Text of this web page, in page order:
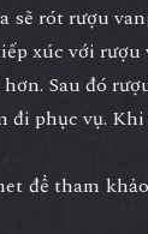
sẽ rót rượu
xúc với rượu
Sau đó
đi phục vụ.
để tham